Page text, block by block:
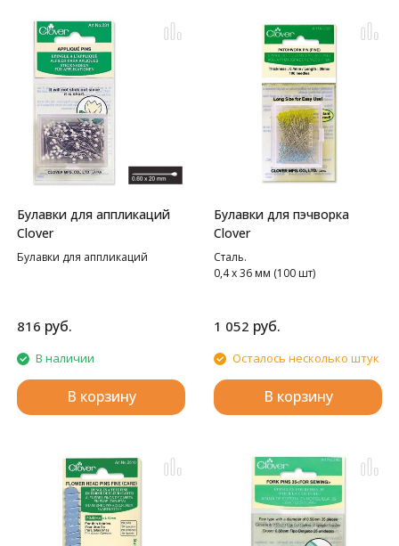
Булавки для аппликаций
Clover
Булавки для аппликаций
816 руб.
В наличии
В корзину
Булавки для пэчворка
Clover
Сталь.
0,4 х 36 мм (100 шт)
1 052 руб.
Осталось несколько штук
В корзину